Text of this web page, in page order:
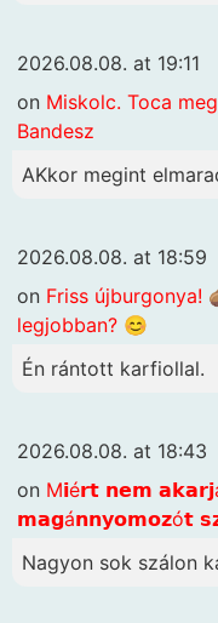
2026.08.08. at 19:11
on Miskolc. Toca
Bandesz
AKkor megint
2026.08.08. at 18:59
on Friss újburgonya!
legjobban? 😊
Én rántott karfiollal.
2026.08.08. at 18:43
on M𝗶é𝗿𝘁 𝗻𝗲𝗺
𝗺𝗮𝗴á𝗻𝗻𝘆𝗼𝗺𝗼𝘇ó𝘁
Nagyon sok szálon